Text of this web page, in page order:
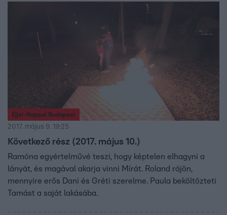
Éjjel-Nappal Budapest
2017. május 9. 19:25
Következő rész (2017. május 10.)
Ramóna egyértelművé teszi, hogy képtelen elhagyni a
lányát, és magával akarja vinni Mírát. Roland rájön,
mennyire erős Dani és Gréti szerelme. Paula beköltözteti
Tamást a saját lakásába.